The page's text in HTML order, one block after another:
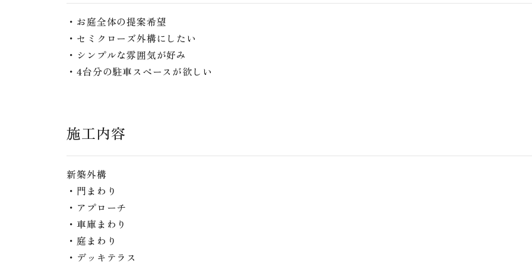
・お庭全体の提案希望
・セミクローズ外構にしたい
・シンプルな雰囲気が好み
・4台分の駐車スペースが欲しい
施工内容
新築外構
・門まわり
・アプローチ
・車庫まわり
・庭まわり
・デッキテラス